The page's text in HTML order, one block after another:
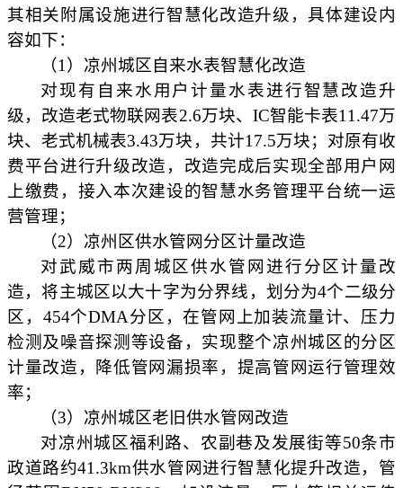
其相关附属设施进行智慧化改造升级，具体建设内
容如下：
（1）凉州城区自来水表智慧化改造
对现有自来水用户计量水表进行智慧改造升
级，改造老式物联网表2.6万块、IC智能卡表11.47万
块、老式机械表3.43万块，共计17.5万块；对原有收
费平台进行升级改造，改造完成后实现全部用户网
上缴费，接入本次建设的智慧水务管理平台统一运
营管理；
（2）凉州区供水管网分区计量改造
对武威市两周城区供水管网进行分区计量改
造，将主城区以大十字为分界线，划分为4个二级分
区，454个DMA分区，在管网上加装流量计、压力
检测及噪音探测等设备，实现整个凉州城区的分区
计量改造，降低管网漏损率，提高管网运行管理效
率；
（3）凉州城区老旧供水管网改造
对凉州城区福利路、农副巷及发展街等50条市
政道路约41.3km供水管网进行智慧化提升改造，管